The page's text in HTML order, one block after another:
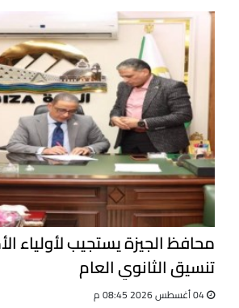
محافظ الجيزة يستجيب لأولياء
تنسيق الثانوي العام